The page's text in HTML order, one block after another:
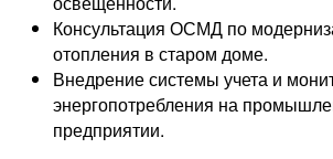
Консультация ОСМД по
отопления в старом доме.
Внедрение системы учета и
энергопотребления на
предприятии.